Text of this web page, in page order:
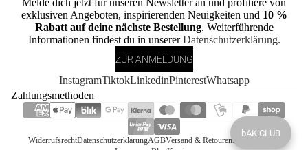
Melde dich jetzt für unseren Newsletter an und profitiere von
exklusiven Angeboten, inspirierenden Neuigkeiten und 10 %
Rabatt auf deine nächste Bestellung. Weiterführende
Informationen findest du in unsererDatenschutzerklärung.
ZUR ANMELDUNG
InstagramTiktokLinkedinPinterestWhatsapp
Zahlungsmethoden
WiderrufsrechtDatenschutzerklärungAGBVersand & RetourenRetourenportal
bAK CLUB